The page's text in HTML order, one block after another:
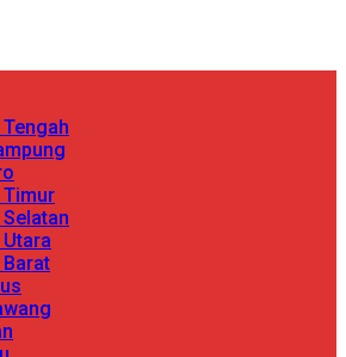
BERITA
Timur